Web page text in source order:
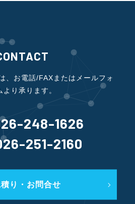
、お電話/FAXまたはメールフォ
より承ります。
248-1626
251-2160
り・お問合せ